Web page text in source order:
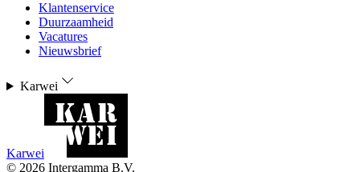
Klantenservice
Duurzaamheid
Vacatures
Nieuwsbrief
Karwei
Karwei
© 2026 Intergamma B.V.